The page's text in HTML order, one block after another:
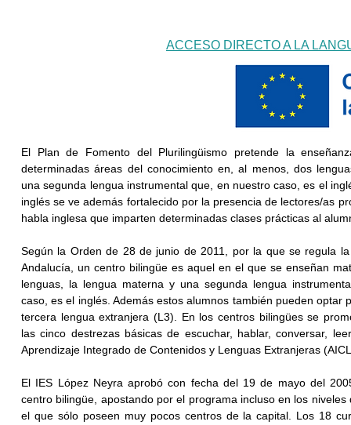
ACCESO DIRECTO A LA
El Plan de Fomento del Plurilingüismo pretende la
determinadas áreas del conocimiento en, al menos, dos
una segunda lengua instrumental que, en nuestro caso, es el
inglés se ve además fortalecido por la presencia de lectores/as
habla inglesa que imparten determinadas clases prácticas al
​Según la Orden de 28 de junio de 2011, por la que se regula
Andalucía, un centro bilingüe es aquel en el que se enseñan
lenguas, la lengua materna y una segunda lengua
caso, es el inglés. Además estos alumnos también pueden optar
tercera lengua extranjera (L3). En los centros bilingües se
las cinco destrezas básicas de escuchar, hablar, conversar,
Aprendizaje Integrado de Contenidos y Lenguas Extranjeras
El IES López Neyra aprobó con fecha del 19 de mayo del
centro bilingüe, apostando por el programa incluso en los niveles
el que sólo poseen muy pocos centros de la capital. Los 18